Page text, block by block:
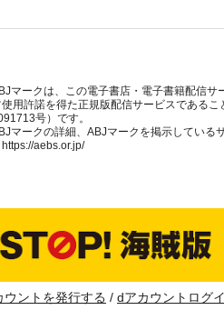
マークは、この電子書店・電子書籍配信サ
使用許諾を得た正規版配信サービスである
号）です。
マークの詳細、ABJマークを掲示している
https://aebs.or.jp/
ウントを発行する dアカウントログ